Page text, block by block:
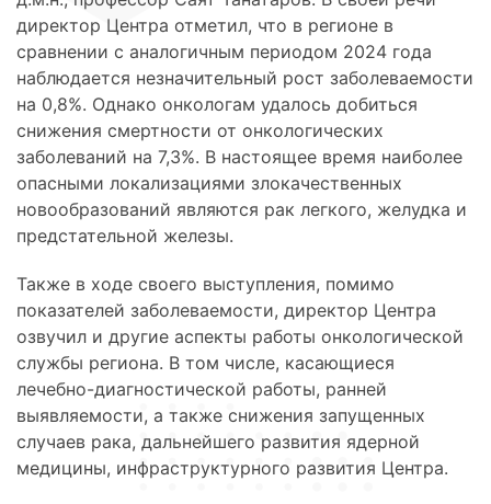
директор Центра отметил, что в регионе в
сравнении с аналогичным периодом 2024 года
наблюдается незначительный рост заболеваемости
на 0,8%. Однако онкологам удалось добиться
снижения смертности от онкологических
заболеваний на 7,3%. В настоящее время наиболее
опасными локализациями злокачественных
новообразований являются рак легкого, желудка и
предстательной железы.
Также в ходе своего выступления, помимо
показателей заболеваемости, директор Центра
озвучил и другие аспекты работы онкологической
службы региона. В том числе, касающиеся
лечебно-диагностической работы, ранней
выявляемости, а также снижения запущенных
случаев рака, дальнейшего развития ядерной
медицины, инфраструктурного развития Центра.